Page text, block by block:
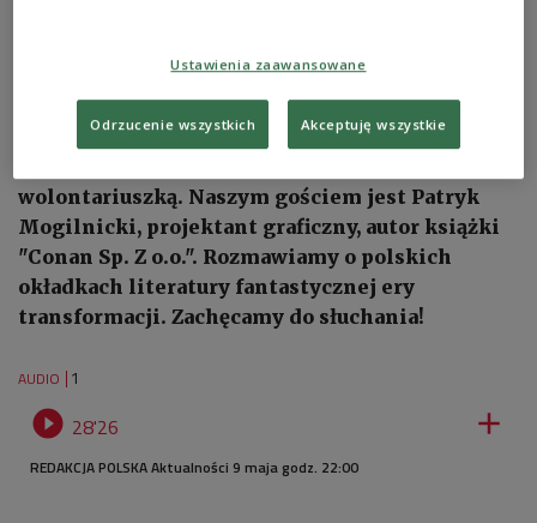
miejskimi służbami, asekurują samice z
młodymi, dbając o ich bezpieczeństwo podczas
tej wymagającej przeprawy. Rozmowa z Darią
wolontariuszką. Naszym gościem jest Patryk
Mogilnicki, projektant graficzny, autor książki
"Conan Sp. Z o.o.". Rozmawiamy o polskich
okładkach literatury fantastycznej ery
transformacji. Zachęcamy do słuchania!
AUDIO 1
 28'26 
REDAKCJA POLSKA Aktualności 9 maja godz. 22:00
Ustawienia zaawansowane
Odrzucenie wszystkich Akceptuję wszystkie